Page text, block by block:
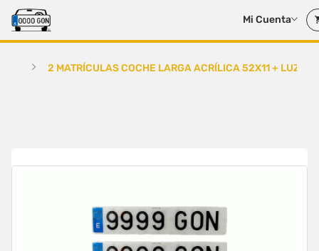
Mi Cuenta
2 MATRÍCULAS COCHE LARGA ACRÍLICA 52X11 + LUZ